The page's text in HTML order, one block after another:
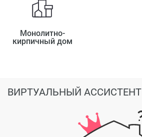
Монолитно-
кирпичный дом
ВИРТУАЛЬНЫЙ АССИСТЕНТ